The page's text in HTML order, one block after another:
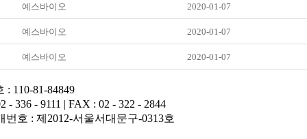
예스바이오 2020-01-07
예스바이오 2020-01-07
예스바이오 2020-01-07
110-81-84849
336 - 9111 | FAX : 02 - 322 - 2844
번호 : 제2012-서울서대문구-0313호